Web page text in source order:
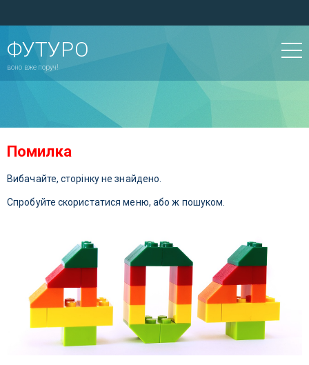
ФУТУРО
воно вже поруч!
Помилка
Вибачайте, сторінку не знайдено.
Спробуйте скористатися меню, або ж пошуком.